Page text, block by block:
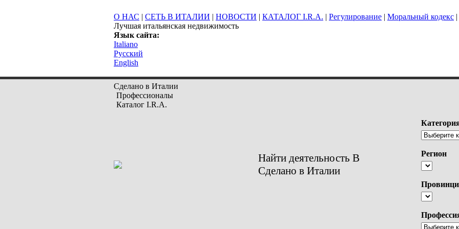
О НАС | СЕТЬ В ИТАЛИИ | НОВОСТИ | КАТАЛОГ I.R.A. | Регулирование | Моральный кодекс |
Лучшая итальянская недвижимость
Язык сайта:
Italiano
Русский
English
Сделано в Италии
Профессионалы
Каталог I.R.A.
Найти деятельность В
Сделано в Италии
Регион